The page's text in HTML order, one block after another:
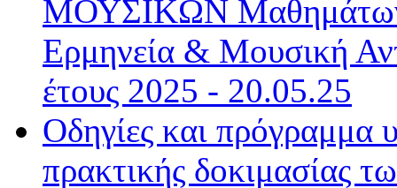
ΜΟΥΣΙΚΩΝ Μαθημάτων
Ερμηνεία & Μουσική
έτους 2025 - 20.05.25
Οδηγίες και πρόγραμμα
πρακτικής δοκιμασίας